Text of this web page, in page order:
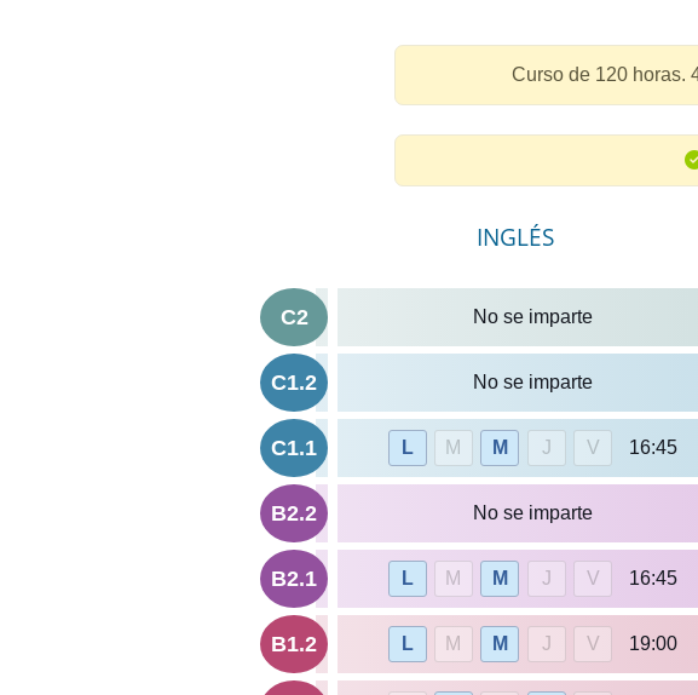
Curso de 120 horas.
INGLÉS
C2 No se imparte
C1.2 No se imparte
C1.1 L M M J V 16:45
B2.2 No se imparte
B2.1 L M M J V 16:45
B1.2 L M M J V 19:00